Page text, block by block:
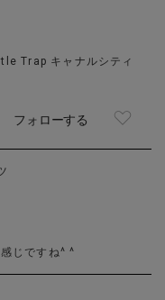
Trap キャナルシティ
フォローする
じですね^ ^